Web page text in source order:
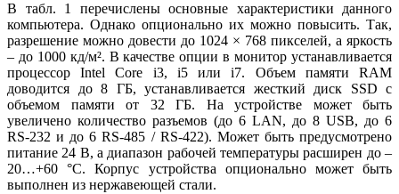
В табл. 1 перечислены основные характеристики данного
компьютера. Однако опционально их можно повысить. Так,
разрешение можно довести до 1024 × 768 пикселей, а яркость
– до 1000 кд/м². В качестве опции в монитор устанавливается
процессор Intel Core i3, i5 или i7. Объем памяти RAM
доводится до 8 ГБ, устанавливается жесткий диск SSD с
объемом памяти от 32 ГБ. На устройстве может быть
увеличено количество разъемов (до 6 LAN, до 8 USB, до 6
RS‑232 и до 6 RS‑485 / RS‑422). Может быть предусмот­рено
питание 24 В, а диапазон рабочей температуры расширен до –
20…+60 °C. Корпус устройства опционально может быть
выполнен из нержавеющей стали.